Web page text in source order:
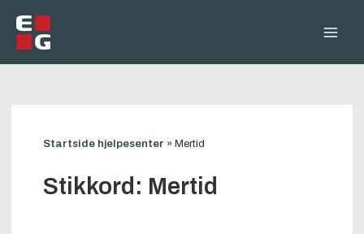
rett
innholdet
Startside hjelpesenter »Mertid
Stikkord: Mertid